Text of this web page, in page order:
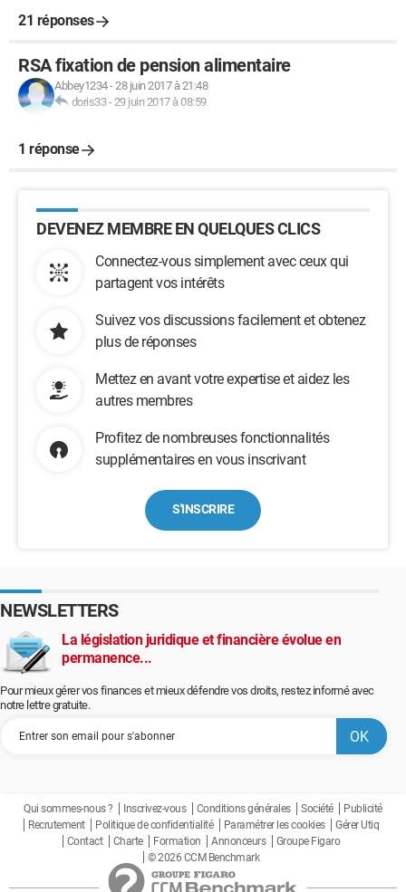
21 réponses
RSA fixation de pension alimentaire
Abbey1234-28 juin 2017 à 21:48
doris33-29 juin 2017 à 08:59
1 réponse
DEVENEZ MEMBRE EN QUELQUES CLICS
Connectez-vous simplement avec ceux qui
partagent vos intérêts
Suivez vos discussions facilement et obtenez
plus de réponses
Mettez en avant votre expertise et aidez les
autres membres
Profitez de nombreuses fonctionnalités
supplémentaires en vous inscrivant
S'INSCRIRE
NEWSLETTERS
La législation juridique et financière évolue en
permanence...
Pour mieux gérer vos finances et mieux défendre vos droits, restez informé avec
notre lettre gratuite.
Qui sommes-nous ? Inscrivez-vous Conditions générales Société
Publicité
Recrutement
Politique de confidentialité Paramétrer les cookies
Gérer Utiq
Contact
Charte Formation Annonceurs
Groupe Figaro
© 2026 CCM Benchmark